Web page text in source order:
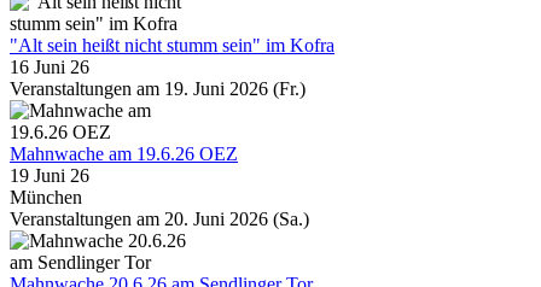
"Alt sein heißt nicht stumm sein" im Kofra
16 Juni 26
Veranstaltungen am 19. Juni 2026 (Fr.)
Mahnwache am 19.6.26 OEZ
19 Juni 26
München
Veranstaltungen am 20. Juni 2026 (Sa.)